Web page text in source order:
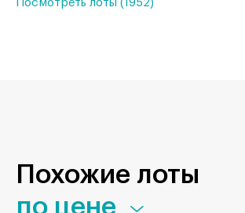
Посмотреть лоты (1952)
Похожие лоты
по цене